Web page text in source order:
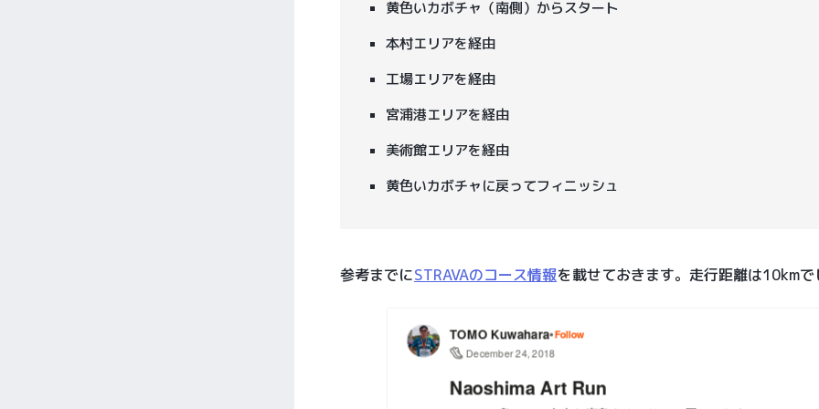
黄色いカボチャ（南側）からスタート
本村エリアを経由
工場エリアを経由
宮浦港エリアを経由
美術館エリアを経由
黄色いカボチャに戻ってフィニッシュ
参考までにSTRAVAのコース情報を載せておきます。走行距離は10kmで